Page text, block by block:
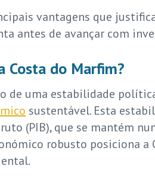
vantagens que
antes de avançar com
Costa do Marfim?
de uma estabilidade
sustentável. Esta
(PIB), que se mantém
robusto posiciona